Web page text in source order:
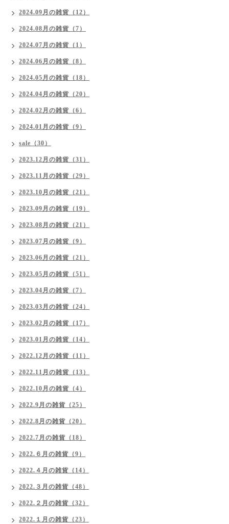
2024.09月の雑貨（12）
2024.08月の雑貨（7）
2024.07月の雑貨（1）
2024.06月の雑貨（8）
2024.05月の雑貨（18）
2024.04月の雑貨（20）
2024.02月の雑貨（6）
2024.01月の雑貨（9）
sale（30）
2023.12月の雑貨（31）
2023.11月の雑貨（29）
2023.10月の雑貨（21）
2023.09月の雑貨（19）
2023.08月の雑貨（21）
2023.07月の雑貨（9）
2023.06月の雑貨（21）
2023.05月の雑貨（51）
2023.04月の雑貨（7）
2023.03月の雑貨（24）
2023.02月の雑貨（17）
2023.01月の雑貨（14）
2022.12月の雑貨（11）
2022.11月の雑貨（13）
2022.10月の雑貨（4）
2022.9月の雑貨（25）
2022.8月の雑貨（20）
2022.7月の雑貨（18）
2022.６月の雑貨（9）
2022.４月の雑貨（14）
2022.３月の雑貨（48）
2022.２月の雑貨（32）
2022.１月の雑貨（23）